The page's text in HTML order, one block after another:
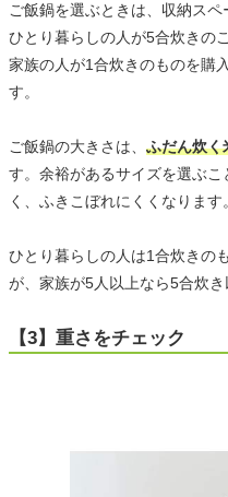
ご飯鍋を選ぶときは、収納スペ
ひとり暮らしの人が5合炊きの
家族の人が1合炊きのものを購
す。
ご飯鍋の大きさは、 ふだん炊く
す。余裕があるサイズを選ぶ
く、ふきこぼれにくくなります。
ひとり暮らしの人は1合炊きの
が、家族が5人以上なら5合炊き
【3】重さをチェック